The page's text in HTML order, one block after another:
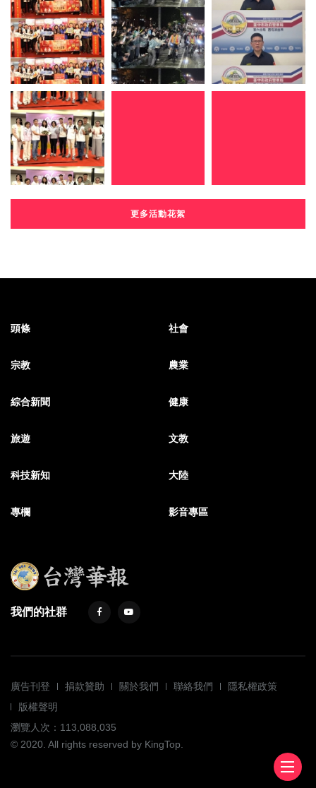
更多活動花絮
頭條 社會
宗教 農業
綜合新聞 健康
旅遊 文教
科技新知 大陸
專欄 影音專區
我們的社群
廣告刊登 捐款贊助 關於我們 聯絡我們
隱私權政策
版權聲明
瀏覽人次：113,088,035
© 2020. All rights reserved by KingTop.